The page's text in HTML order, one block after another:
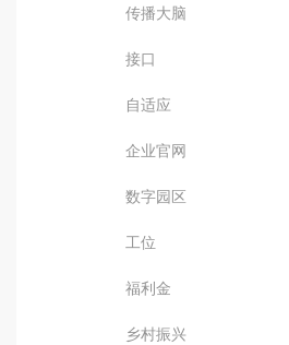
传播大脑
接口
自适应
企业官网
数字园区
工位
福利金
乡村振兴